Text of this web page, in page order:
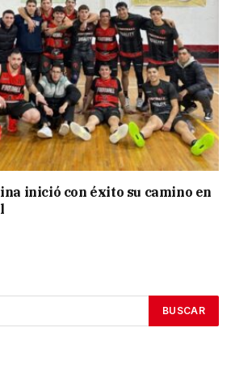
inició con éxito su camino en